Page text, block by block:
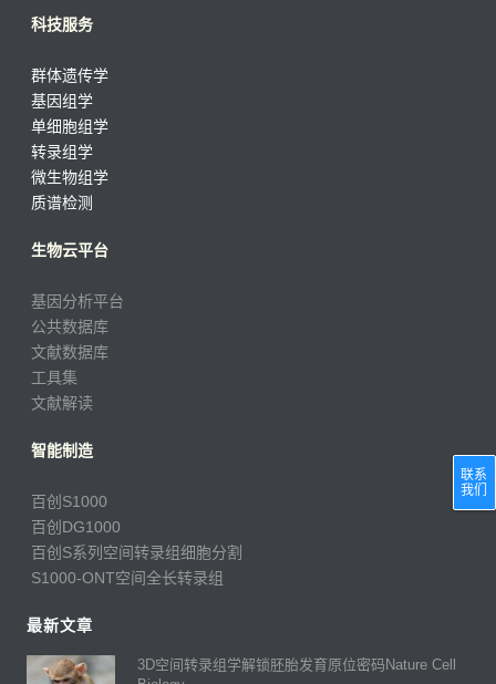
科技服务
群体遗传学
基因组学
单细胞组学
转录组学
微生物组学
质谱检测
生物云平台
基因分析平台
公共数据库
文献数据库
工具集
文献解读
智能制造
百创S1000
百创DG1000
百创S系列空间转录组细胞分割
S1000-ONT空间全长转录组
最新文章
3D空间转录组学解锁胚胎发育原位密码Nature Cell
联系
我们